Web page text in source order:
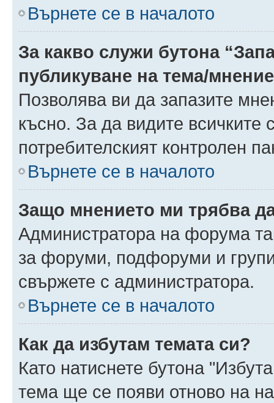
Върнете се в началото
За какво служи бутона
публикуване на тема/
Позволява ви да запазите
късно. За да видите всичките
потребителският контролен
Върнете се в началото
Защо мнението ми трябва
Администратора на форума
за форуми, подфоруми и
свържете с администратора.
Върнете се в началото
Как да избутам темата си?
Като натиснете бутона
тема ще се появи отново на